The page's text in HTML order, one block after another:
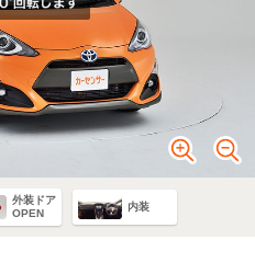
外装ドア
OPEN
内装